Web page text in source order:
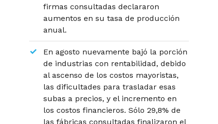
firmas consultadas declararon
aumentos en su tasa de producción
anual.
En agosto nuevamente bajó la porción
de industrias con rentabilidad, debido
al ascenso de los costos mayoristas,
las dificultades para trasladar esas
subas a precios, y el incremento en
los costos financieros. Sólo 29,8% de
las fábricas consultadas finalizaron el